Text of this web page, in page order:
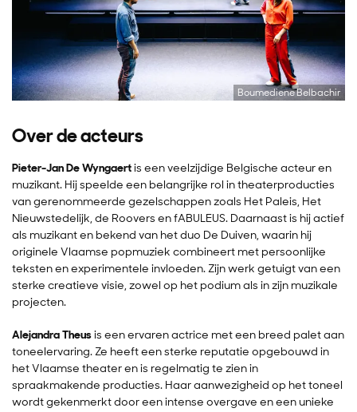
Boumediene Belbachir
Over de acteurs
Pieter-Jan De Wyngaertis een veelzijdige Belgische acteur en
muzikant. Hij speelde een belangrijke rol in theaterproducties
van gerenommeerde gezelschappen zoals Het Paleis, Het
Nieuwstedelijk, de Roovers en fABULEUS. Daarnaast is hij actief
als muzikant en bekend van het duo De Duiven, waarin hij
originele Vlaamse popmuziek combineert met persoonlijke
teksten en experimentele invloeden. Zijn werk getuigt van een
sterke creatieve visie, zowel op het podium als in zijn muzikale
projecten​.
Alejandra Theusis een ervaren actrice met een breed palet aan
toneelervaring. Ze heeft een sterke reputatie opgebouwd in
het Vlaamse theater en is regelmatig te zien in
spraakmakende producties. Haar aanwezigheid op het toneel
wordt gekenmerkt door een intense overgave en een unieke